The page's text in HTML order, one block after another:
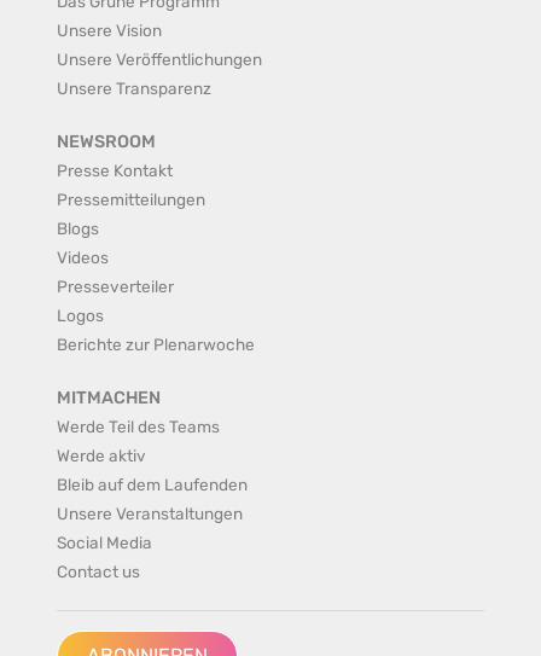
Unsere Vision
Unsere Veröffentlichungen
Unsere Transparenz
NEWSROOM
Presse Kontakt
Pressemitteilungen
Blogs
Videos
Presseverteiler
Logos
Berichte zur Plenarwoche
MITMACHEN
Werde Teil des Teams
Werde aktiv
Bleib auf dem Laufenden
Unsere Veranstaltungen
Social Media
Contact us